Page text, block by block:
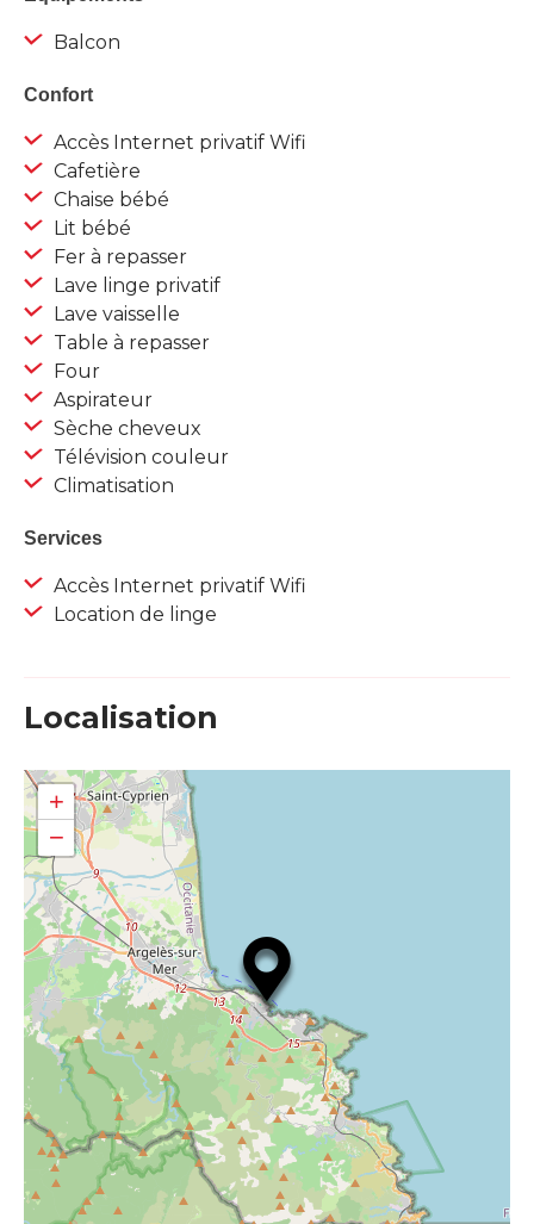
Balcon
Confort
Accès Internet privatif Wifi
Cafetière
Chaise bébé
Lit bébé
Fer à repasser
Lave linge privatif
Lave vaisselle
Table à repasser
Four
Aspirateur
Sèche cheveux
Télévision couleur
Climatisation
Services
Accès Internet privatif Wifi
Location de linge
Localisation
+
−